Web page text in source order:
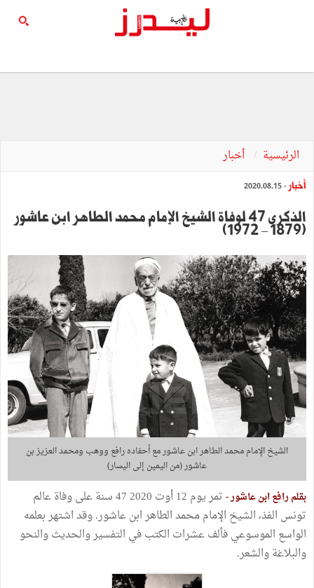
الرئيسية أخبار
أخبار - 2020.08.15
الذكرى 47 لوفاة الشيخ الإمام محمد الطاهر ابن عاشور
(1879 – 1972)
الشيخ الإمام محمد الطاهر ابن عاشور مع أحفاده رافع ووهب ومحمد العزيز بن
عاشور (من اليمين إلى اليسار)
بقلم رافع ابن عاشور -
تمر يوم 12 أوت 2020 47 سنة على وفاة عالم
تونس الفذ، الشيخ الإمام محمد الطاهر ابن عاشور. وقد اشتهر بعلمه
الواسع الموسوعي فألف عشرات الكتب في التفسير والحديث والنحو
والبلاغة والشعر.